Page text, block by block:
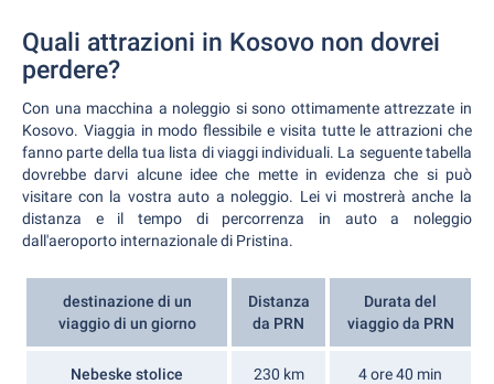
Quali attrazioni in Kosovo non dovrei
perdere?
Con una macchina a noleggio si sono ottimamente attrezzate in
Kosovo. Viaggia in modo flessibile e visita tutte le attrazioni che
fanno parte della tua lista di viaggi individuali. La seguente tabella
dovrebbe darvi alcune idee che mette in evidenza che si può
visitare con la vostra auto a noleggio. Lei vi mostrerà anche la
distanza e il tempo di percorrenza in auto a noleggio
dall'aeroporto internazionale di Pristina.
destinazione di un
viaggio di un giorno
Distanza
da PRN
Durata del
viaggio da PRN
Nebeske stolice 230 km 4 ore 40 min